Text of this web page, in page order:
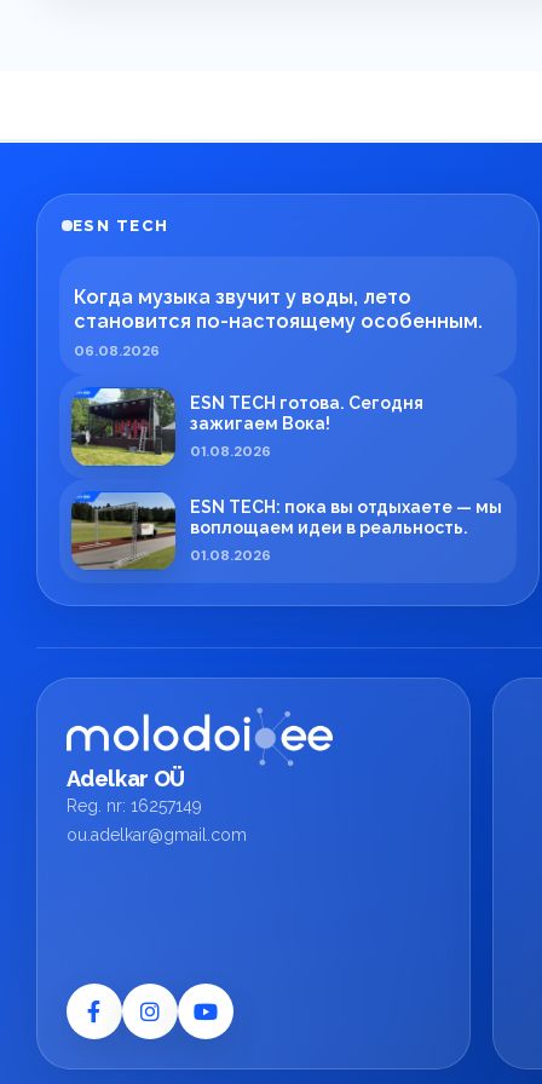
ESN TECH
Когда музыка звучит у воды, лето
становится по-настоящему особенным.
06.08.2026
ESN TECH готова. Сегодня
зажигаем Вока!
01.08.2026
ESN TECH: пока вы отдыхаете — мы
воплощаем идеи в реальность.
01.08.2026
Adelkar OÜ
Reg. nr: 16257149
ou.adelkar@gmail.com